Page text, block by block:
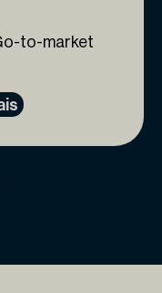
to-market